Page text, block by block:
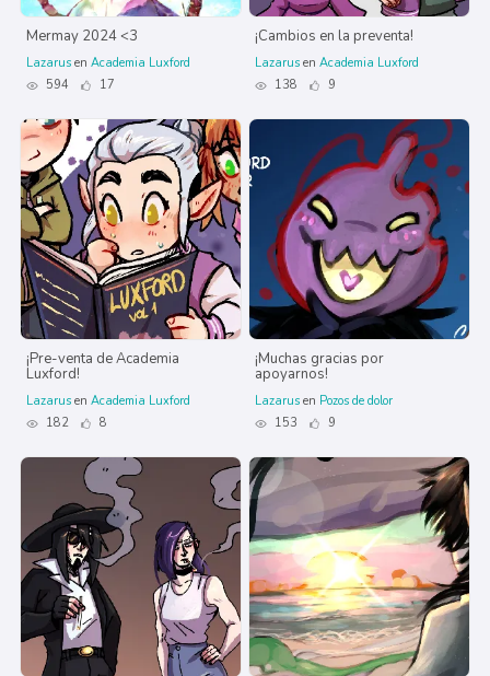
Mermay 2024 <3
Lazarus en Academia Luxford
594
17
¡Cambios en la preventa!
Lazarus en Academia Luxford
138
9
¡Pre-venta de Academia
Luxford!
Lazarus en Academia Luxford
182
8
¡Muchas gracias por
apoyarnos!
Lazarus en Pozos de dolor
153
9